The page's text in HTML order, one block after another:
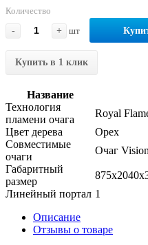
Количество
-
+ шт
Купить в 1 клик
Название
Технология
пламени очага
Royal
Цвет дерева
Орех
Совместимые
очаги
Очаг
Габаритный
размер
Линейный портал 1
Описание
Отзывы о товаре